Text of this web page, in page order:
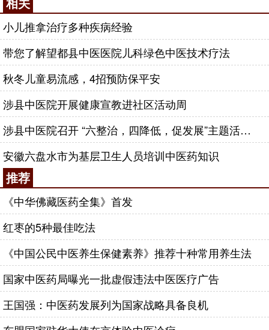
小儿推拿治疗多种疾病经验
带您了解望都县中医医院儿科绿色中医技术疗法
秋冬儿童易流感，4招预防保平安
涉县中医院开展健康宣教进社区活动周
涉县中医院召开 “六整治，四降低，促发展”主题活动动员大会
安徽六盘水市为基层卫生人员培训中医药知识
推荐
《中华佛藏医药全集》首发
红枣的5种最佳吃法
《中国公民中医养生保健素养》推荐十种常用养生法
国家中医药局曝光一批虚假违法中医医疗广告
王国强：中医药发展列为国家战略具备良机